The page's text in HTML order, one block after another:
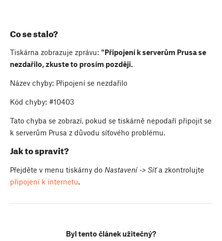
Co se stalo?
Tiskárna zobrazuje zprávu: "Připojení k serverům Prusa se
nezdařilo, zkuste to prosím později.
Název chyby: Připojení se nezdařilo
Kód chyby: #10403
Tato chyba se zobrazí, pokud se tiskárně nepodaří připojit se
k serverům Prusa z důvodu síťového problému.
Jak to spravit?
Přejděte v menu tiskárny do Nastavení -> Síťa zkontrolujte
připojení k internetu.
Byl tento článek užitečný?